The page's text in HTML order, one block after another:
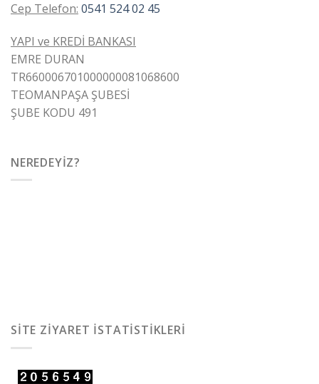
Cep Telefon: 0541 524 02 45
YAPI ve KREDİ BANKASI
EMRE DURAN
TR660006701000000081068600
TEOMANPAŞA ŞUBESİ
ŞUBE KODU 491
NEREDEYIZ?
SITE ZIYARET İSTATISTIKLERI